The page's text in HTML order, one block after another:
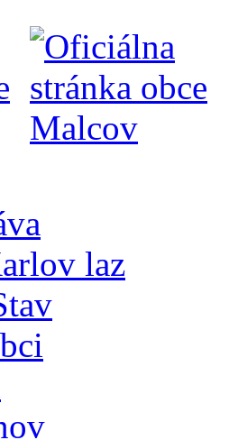
laz